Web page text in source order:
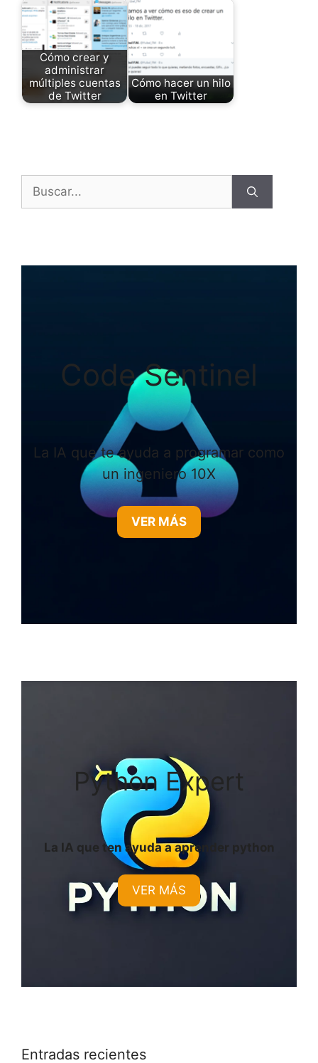
Cómo crear y
administrar
múltiples cuentas
de Twitter
Cómo hacer un hilo
en Twitter
Buscar:
Code Sentinel
La IA que te ayuda a programar como
un ingeniero 10X
VER MÁS
Python Expert
La IA que ten ayuda a aprender python
VER MÁS
Entradas recientes